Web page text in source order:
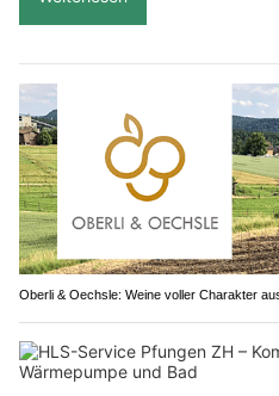
Oberli & Oechsle: Weine voller Charakter